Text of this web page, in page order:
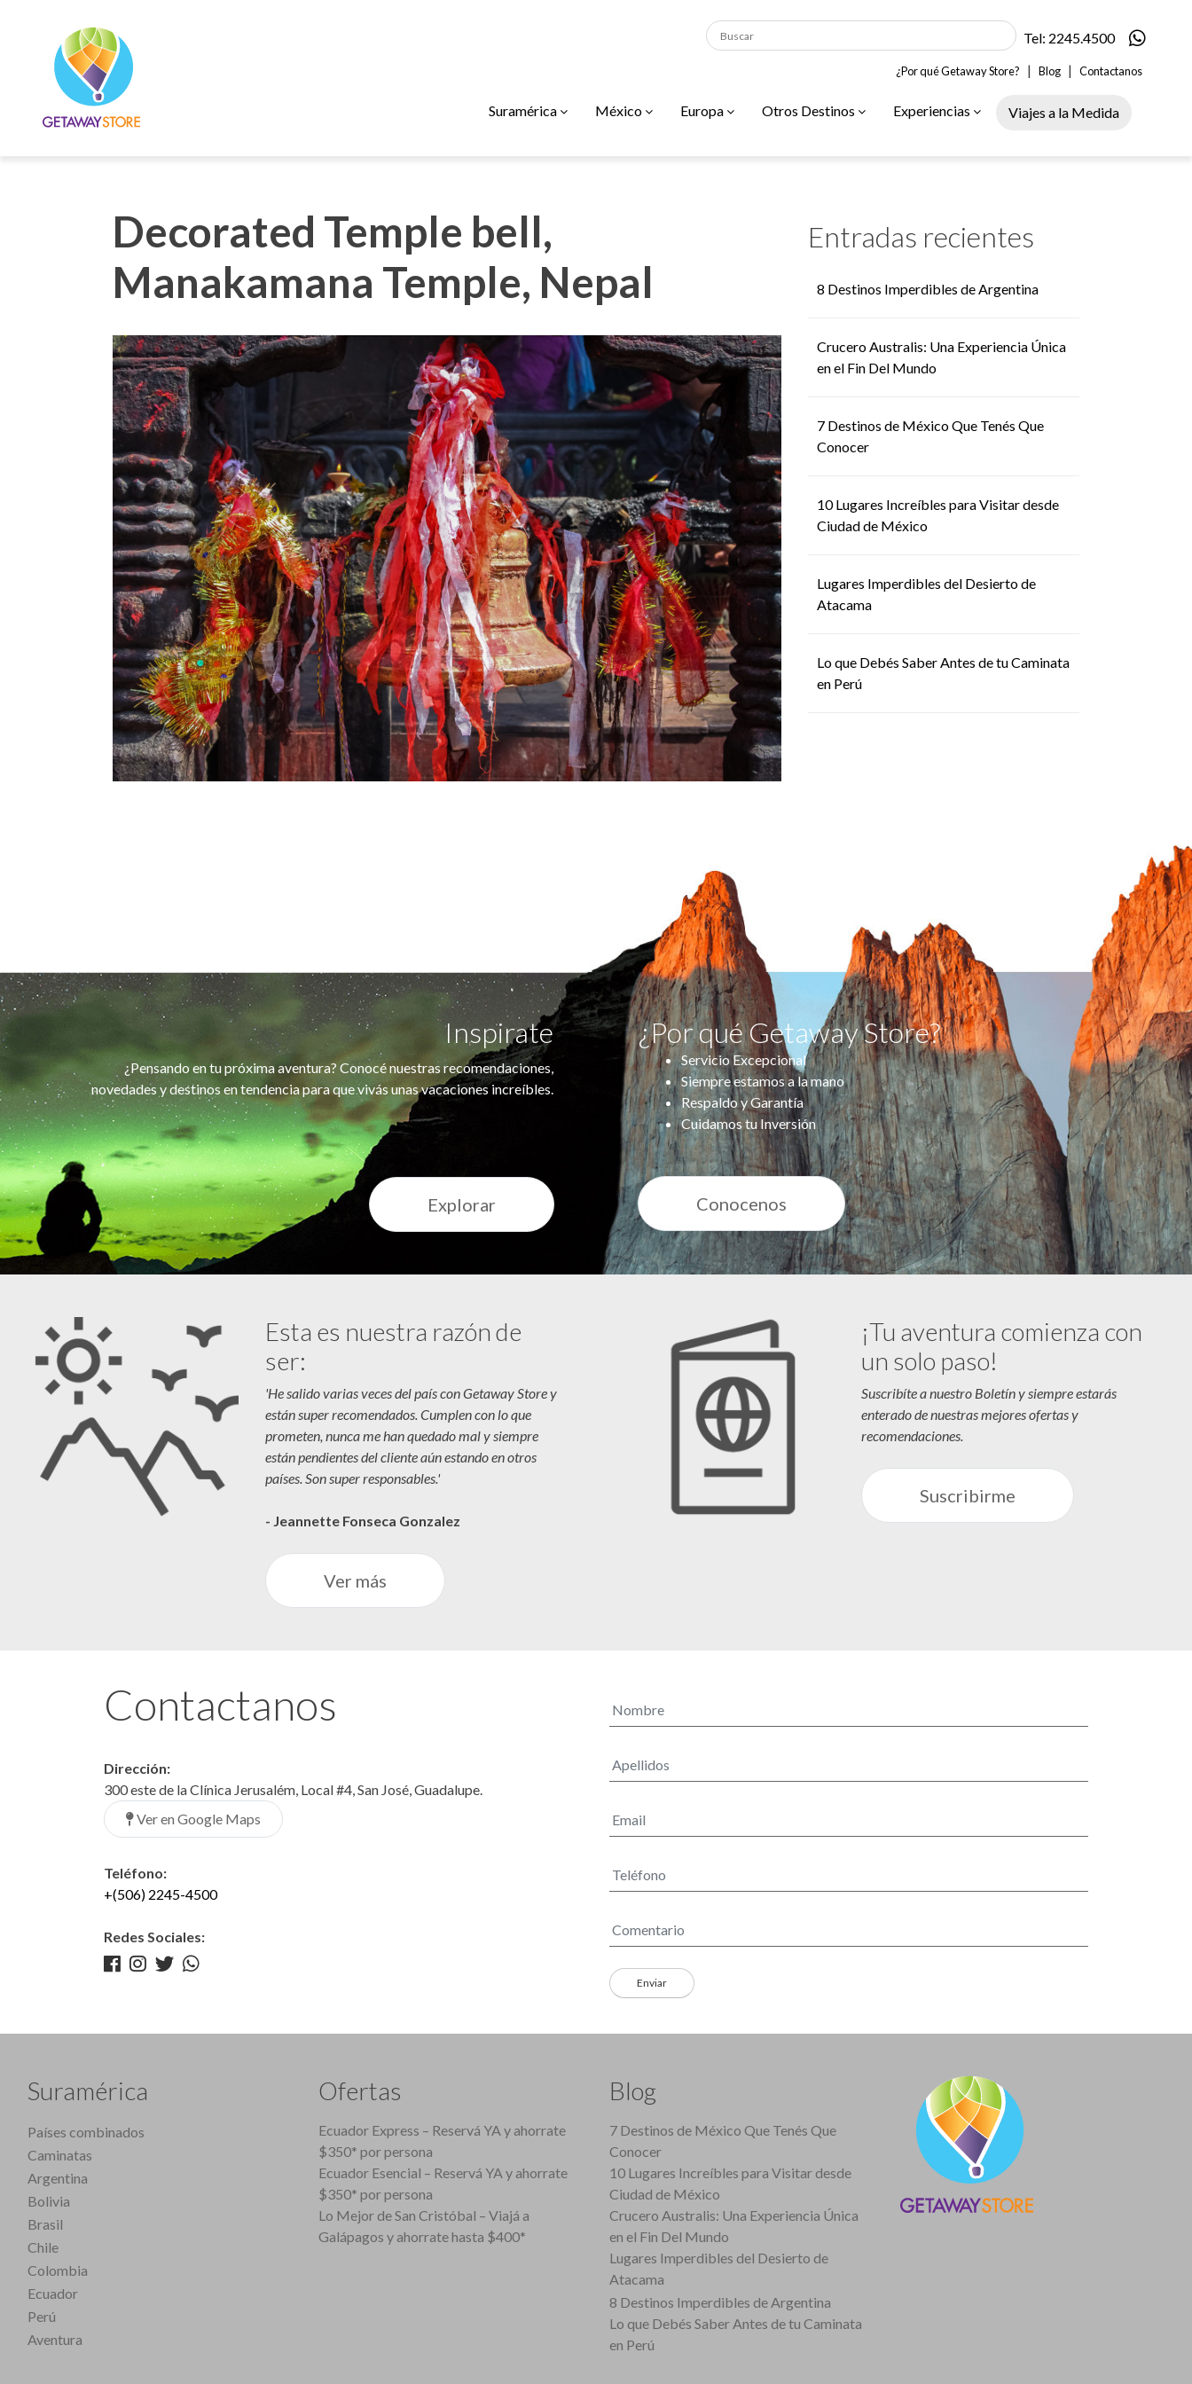
Tel: 2245.4500
¿Por qué Getaway Store? | Blog | Contactanos
Suramérica México Europa Otros Destinos Experiencias Viajes a la Medida
Decorated Temple bell,
Manakamana Temple, Nepal
Entradas recientes
8 Destinos Imperdibles de Argentina
Crucero Australis: Una Experiencia Única
en el Fin Del Mundo
7 Destinos de México Que Tenés Que
Conocer
10 Lugares Increíbles para Visitar desde
Ciudad de México
Lugares Imperdibles del Desierto de
Atacama
Lo que Debés Saber Antes de tu Caminata
en Perú
Inspirate
¿Pensando en tu próxima aventura? Conocé nuestras recomendaciones,
novedades y destinos en tendencia para que vivás unas vacaciones increíbles.
¿Por qué Getaway Store?
Servicio Excepcional
Siempre estamos a la mano
Respaldo y Garantía
Cuidamos tu Inversión
Explorar Conocenos
Esta es nuestra razón de
ser:
'He salido varias veces del país con Getaway Store y
están super recomendados. Cumplen con lo que
prometen, nunca me han quedado mal y siempre
están pendientes del cliente aún estando en otros
países. Son super responsables.'
- Jeannette Fonseca Gonzalez
Ver más
¡Tu aventura comienza con
un solo paso!
Suscribíte a nuestro Boletín y siempre estarás
enterado de nuestras mejores ofertas y
recomendaciones.
Suscribirme
Contactanos
Dirección:
300 este de la Clínica Jerusalém, Local #4, San José, Guadalupe.
Ver en Google Maps
Teléfono:
+(506) 2245-4500
Redes Sociales:
Suramérica
Países combinados
Caminatas
Argentina
Bolivia
Brasil
Chile
Colombia
Ecuador
Perú
Aventura
Ofertas
Ecuador Express – Reservá YA y ahorrate
$350* por persona
Ecuador Esencial – Reservá YA y ahorrate
$350* por persona
Lo Mejor de San Cristóbal – Viajá a
Galápagos y ahorrate hasta $400*
Blog
7 Destinos de México Que Tenés Que
Conocer
10 Lugares Increíbles para Visitar desde
Ciudad de México
Crucero Australis: Una Experiencia Única
en el Fin Del Mundo
Lugares Imperdibles del Desierto de
Atacama
8 Destinos Imperdibles de Argentina
Lo que Debés Saber Antes de tu Caminata
en Perú